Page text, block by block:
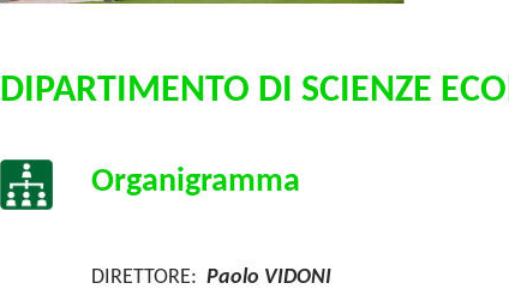
DIPARTIMENTO DI SCIENZE
Organigramma
DIRETTORE:Paolo VIDONI